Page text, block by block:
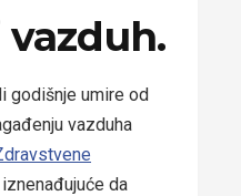
godišnje umire od
vazduha
da